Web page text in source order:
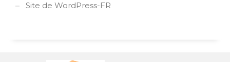
Site de WordPress-FR